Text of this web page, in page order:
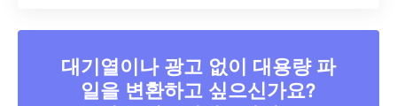
대기열이나 광고 없이 대용량 파
일을 변환하고 싶으신가요?